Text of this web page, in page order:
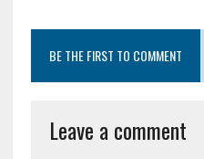
BE THE FIRST TO COMMENT
Leave a comment